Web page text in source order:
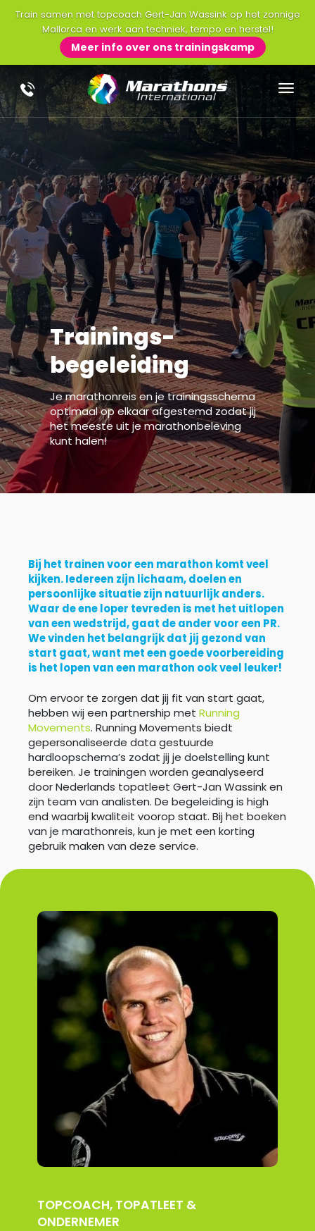
Train samen met topcoach Gert-Jan Wassink op het zonnige
Mallorca en werk aan techniek, tempo en herstel!
Meer info over ons trainingskamp
Trainings­
begeleiding
Je marathonreis en je trainingsschema
optimaal op elkaar afgestemd zodat jij
het meeste uit je marathonbeleving
kunt halen!
Bij het trainen voor een marathon komt veel
kijken. Iedereen zijn lichaam, doelen en
persoonlijke situatie zijn natuurlijk anders.
Waar de ene loper tevreden is met het uitlopen
van een wedstrijd, gaat de ander voor een PR.
We vinden het belangrijk dat jij gezond van
start gaat, want met een goede voorbereiding
is het lopen van een marathon ook veel leuker!
Om ervoor te zorgen dat jij fit van start gaat,
hebben wij een partnership met Running
Movements. Running Movements biedt
gepersonaliseerde data gestuurde
hardloopschema’s zodat jij je doelstelling kunt
bereiken. Je trainingen worden geanalyseerd
door Nederlands topatleet Gert-Jan Wassink en
zijn team van analisten. De begeleiding is high
end waarbij kwaliteit voorop staat. Bij het boeken
van je marathonreis, kun je met een korting
gebruik maken van deze service.
TOPCOACH, TOPATLEET &
ONDERNEMER